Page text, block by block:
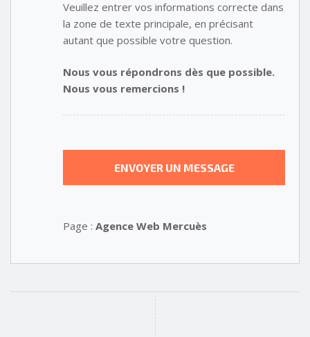
Veuillez entrer vos informations correcte dans
la zone de texte principale, en précisant
autant que possible votre question.
Nous vous répondrons dès que possible.
Nous vous remercions !
Page : Agence Web Mercuès